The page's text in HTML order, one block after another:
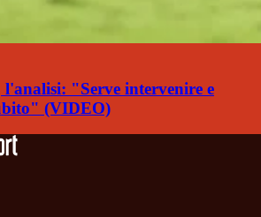
l'analisi: "Serve intervenire e
(VIDEO)